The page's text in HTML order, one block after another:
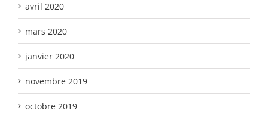
avril 2020
mars 2020
janvier 2020
novembre 2019
octobre 2019